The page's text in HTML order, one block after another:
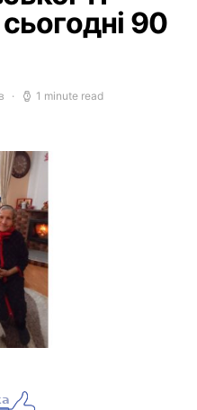
90
1 minute read